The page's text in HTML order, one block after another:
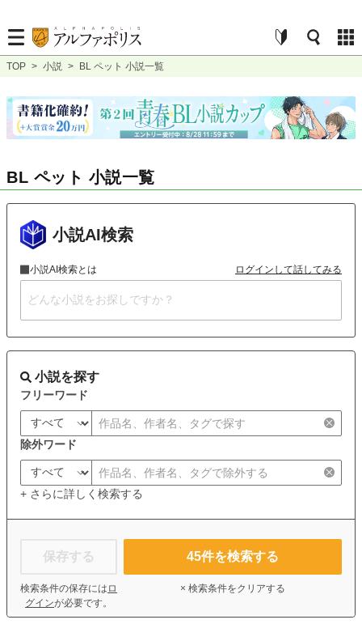
TOP > 小説 > BL ペット 小説一覧
BL ペット 小説一覧
小説AI検索
小説AI検索とは ログインして話してみる
小説を探す
フリーワード
除外ワード
+ さらに詳しく検索する
保存する
検索条件の保存には ロ
グインが必要です。
45件を検索する
× 検索条件をクリアする